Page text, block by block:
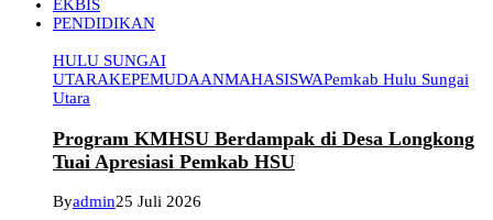
EKBIS
PENDIDIKAN
HULU SUNGAI
UTARAKEPEMUDAANMAHASISWAPemkab Hulu Sungai
Utara
Program KMHSU Berdampak di Desa Longkong
Tuai Apresiasi Pemkab HSU
Byadmin25 Juli 2026